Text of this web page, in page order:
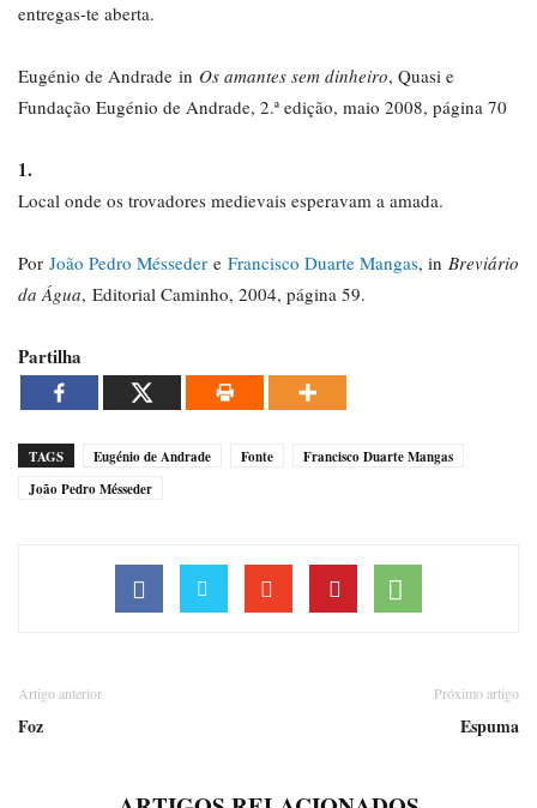
entregas-te aberta.
Eugénio de Andrade in Os amantes sem dinheiro, Quasi e
Fundação Eugénio de Andrade, 2.ª edição, maio 2008, página 70
1.
Local onde os trovadores medievais esperavam a amada.
Por João Pedro Mésseder e Francisco Duarte Mangas, in Breviário
da Água, Editorial Caminho, 2004, página 59.
Partilha
TAGS Eugénio de Andrade Fonte
Francisco Duarte Mangas
João Pedro Mésseder
Artigo anterior
Foz
Próximo artigo
Espuma